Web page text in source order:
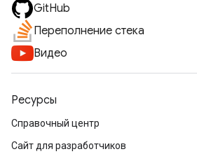
GitHub
Переполнение стека
Видео
Ресурсы
Справочный центр
Сайт для разработчиков